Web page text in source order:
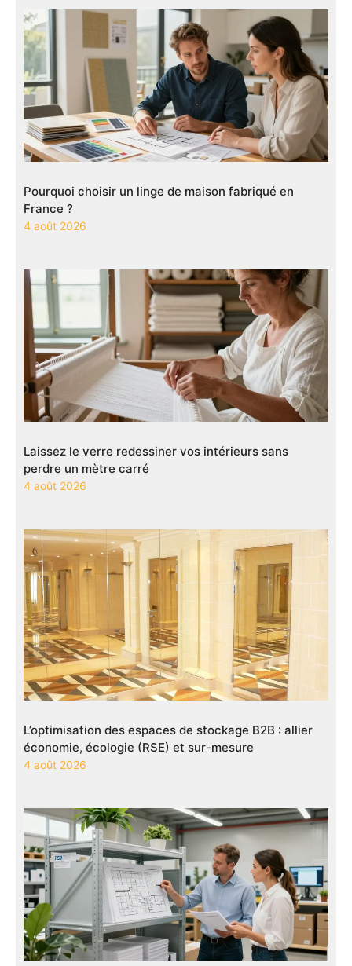
Pourquoi choisir un linge de maison fabriqué en
France ?
4 août 2026
Laissez le verre redessiner vos intérieurs sans
perdre un mètre carré
4 août 2026
L’optimisation des espaces de stockage B2B : allier
économie, écologie (RSE) et sur-mesure
4 août 2026